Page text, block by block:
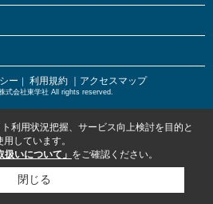
ー ｜ 利用規約 ｜アクセスマップ
式会社東学社 All rights reserved.
利用状況把握、サービス向上検討を目的と
しています。
扱いについて」 をご確認ください。
閉じる